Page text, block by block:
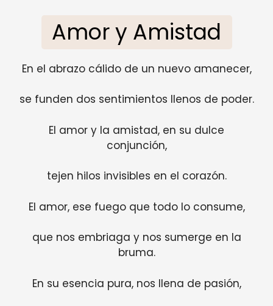
Amor y Amistad
En el abrazo cálido de un nuevo amanecer,
se funden dos sentimientos llenos de poder.
El amor y la amistad, en su dulce
conjunción,
tejen hilos invisibles en el corazón.
El amor, ese fuego que todo lo consume,
que nos embriaga y nos sumerge en la
bruma.
En su esencia pura, nos llena de pasión,